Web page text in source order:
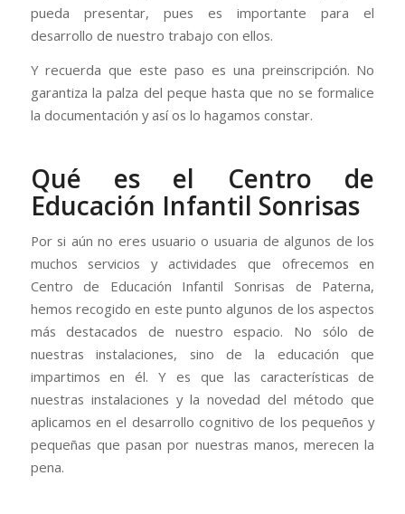
pueda presentar, pues es importante para el
desarrollo de nuestro trabajo con ellos.
Y recuerda que este paso es una preinscripción. No
garantiza la palza del peque hasta que no se formalice
la documentación y así os lo hagamos constar.
Qué es el Centro de
Educación Infantil Sonrisas
Por si aún no eres usuario o usuaria de algunos de los
muchos servicios y actividades que ofrecemos en
Centro de Educación Infantil Sonrisas de Paterna,
hemos recogido en este punto algunos de los aspectos
más destacados de nuestro espacio. No sólo de
nuestras instalaciones, sino de la educación que
impartimos en él. Y es que las características de
nuestras instalaciones y la novedad del método que
aplicamos en el desarrollo cognitivo de los pequeños y
pequeñas que pasan por nuestras manos, merecen la
pena.